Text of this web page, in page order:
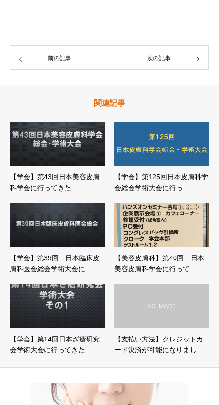
前の記事 次の記事
関連記事
【学会】第43回日本美容皮膚
科学会に行ってきた
【学会】第125回日本皮膚科学
会総会学術大会に行っ…
【学会】第39回 日本臨床皮
膚科医会総会学術大会に…
【美容皮膚科】第40回 日本
美容皮膚科学会に行って…
【学会】第14回日本ざ瘡研究
会学術大会に行ってきた…
【支払い方法】クレジットカ
ード決済が可能になりまし…